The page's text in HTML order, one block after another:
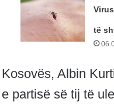
të
Albin
partisë së tij të